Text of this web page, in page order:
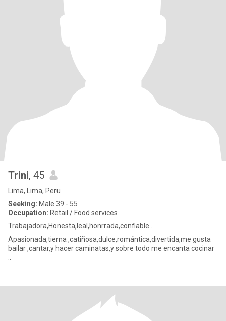
Trini, 45
Lima, Lima, Peru
Seeking: Male 39 - 55
Occupation: Retail / Food services
Trabajadora,Honesta,leal,honrrada,confiable .
Apasionada,tierna ,catiñosa,dulce,romántica,divertida,me gusta
bailar ,cantar,y hacer caminatas,y sobre todo me encanta cocinar